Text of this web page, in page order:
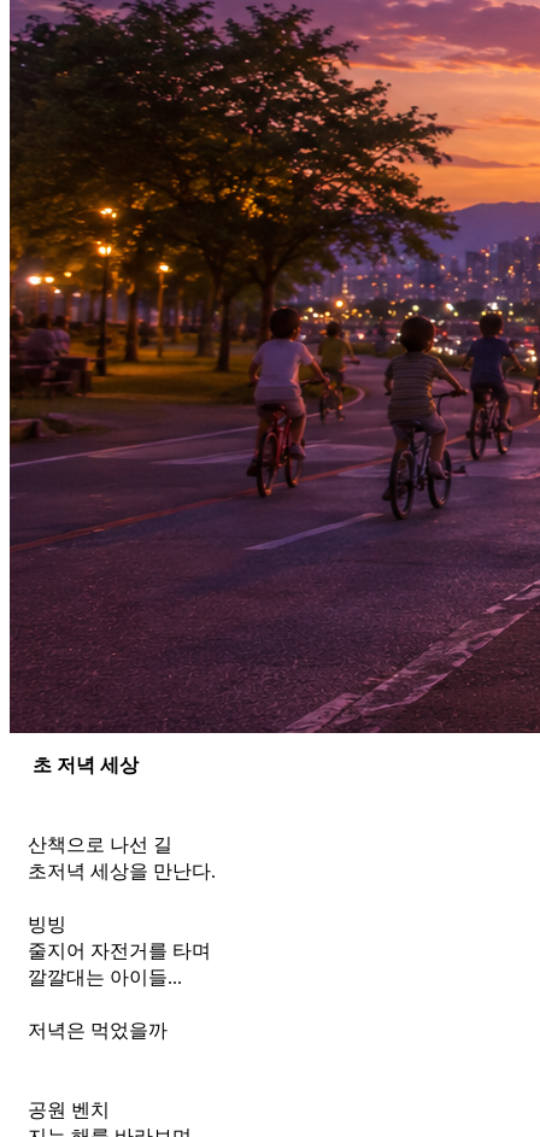
초 저녁 세상
산책으로 나선 길
초저녁 세상을 만난다.
빙빙
줄지어 자전거를 타며
깔깔대는 아이들...
저녁은 먹었을까
공원 벤치